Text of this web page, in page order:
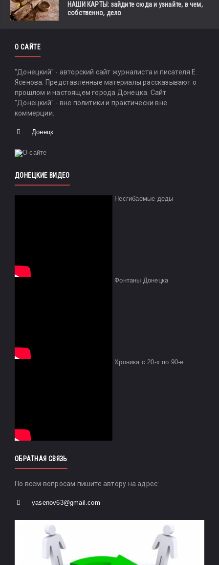
НАШИ КАРТЫ: зайдите сюда и узнайте, в чем,
собственно, дело
О САЙТЕ
"Донецкий" - авторский сайт журналиста и писателя Е.
Ясенова. Представленные материалы рассказывают о
прошлом и настоящем города Донецка. Сайт
"Донецкий" - вне политики и практически вне
коммерции.
Донецк
ДОНЕЦКИЕ ВИДЕО
Несгибаемые деды
Фонтаны Донецка
Хроника с 20-х по 90-е
ОБРАТНАЯ СВЯЗЬ
По всем вопросам пишите автору на адрес:
yasenov63@gmail.com